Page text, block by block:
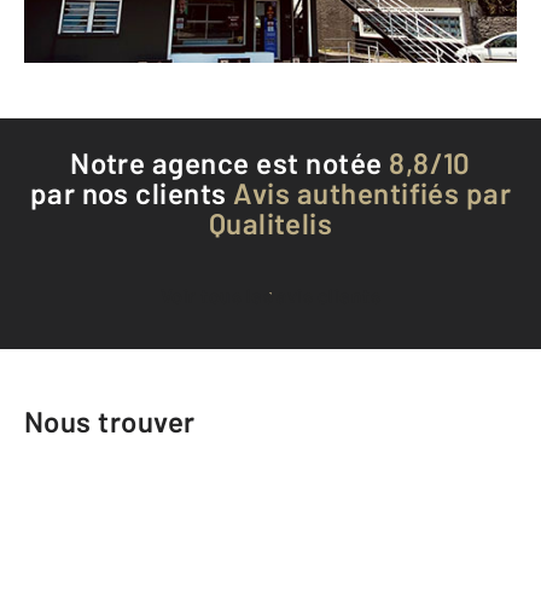
Téléphoner à l'agence
Notre agence est notée 8,8/10
par nos clients Avis authentifiés par
Qualitelis
Voir tous les avis clients
Nous trouver